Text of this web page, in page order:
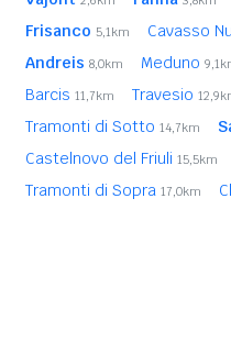
Frisanco 5,1km Cavasso
Andreis 8,0km Meduno
Barcis 11,7km Travesio
Tramonti di Sotto 14,7km
Castelnovo del Friuli 15,5km
Tramonti di Sopra 17,0km